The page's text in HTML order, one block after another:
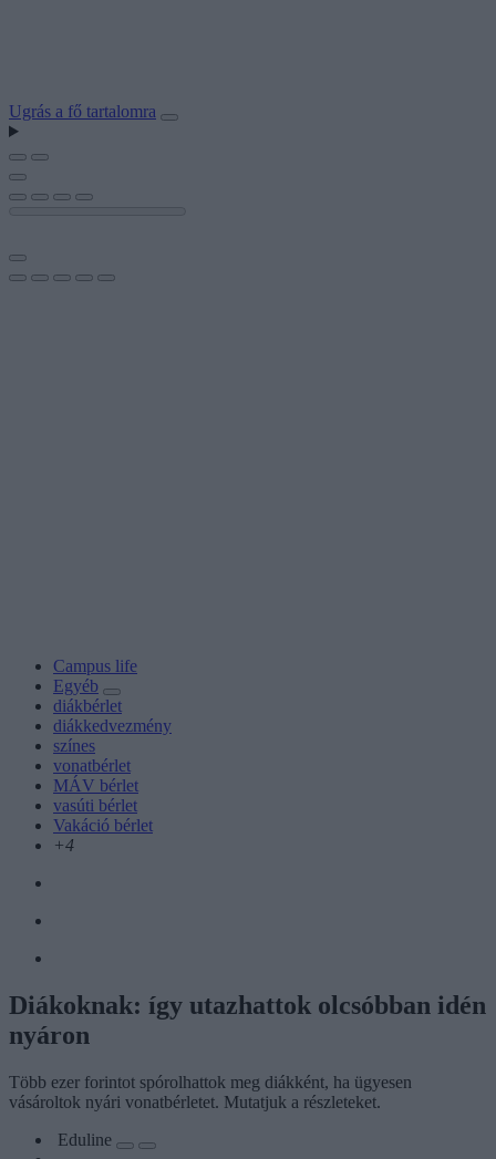
Ugrás a fő tartalomra
Campus life
Egyéb
diákbérlet
diákkedvezmény
színes
vonatbérlet
MÁV bérlet
vasúti bérlet
Vakáció bérlet
+4
Diákoknak: így utazhattok olcsóbban idén
nyáron
Több ezer forintot spórolhattok meg diákként, ha ügyesen
vásároltok nyári vonatbérletet. Mutatjuk a részleteket.
Eduline